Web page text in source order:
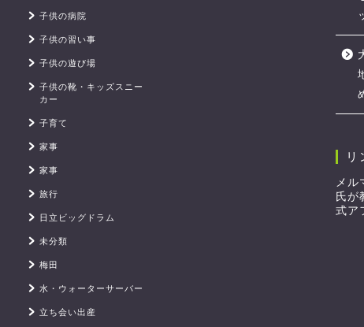
子供の病院
子供の習い事
子供の遊び場
子供の靴・キッズスニー
カー
子育て
家事
家事
旅行
日立ビッグドラム
未分類
梅田
水・ウォーターサーバー
立ち会い出産
リ
メル
氏
式ア